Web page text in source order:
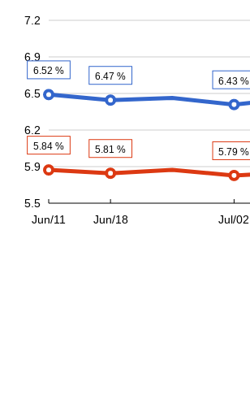
5.5
5.9
6.2
6.5
6.9
7.2
Jun/11 Jun/18 Jul/02
6.43 %
6.47 %
6.52 %
5.79 %
5.81 %
5.84 %